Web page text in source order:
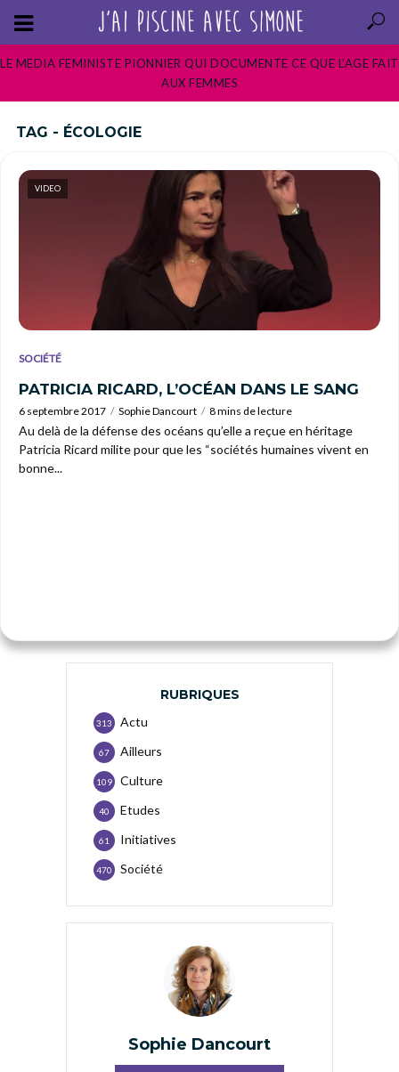
LE MEDIA FEMINISTE PIONNIER QUI DOCUMENTE CE QUE L’AGE FAIT
AUX FEMMES
TAG - ÉCOLOGIE
VIDEO
SOCIÉTÉ
PATRICIA RICARD, L’OCÉAN DANS LE SANG
6 septembre 2017 Sophie Dancourt 8 mins de lecture
Au delà de la défense des océans qu’elle a reçue en héritage
Patricia Ricard milite pour que les “sociétés humaines vivent en
bonne...
RUBRIQUES
Actu
313
Ailleurs
67
Culture
109
Etudes
40
Initiatives
61
Société
470
Sophie Dancourt